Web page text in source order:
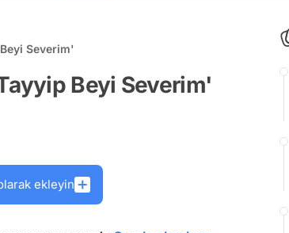
Severim'
Beyi Severim'
ekleyin